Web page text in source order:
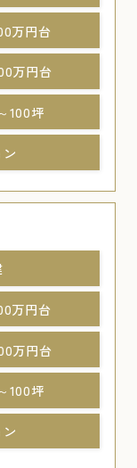
万円台
万円台
100坪
万円台
万円台
100坪